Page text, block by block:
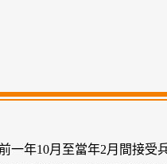
一年10月至當年2月間接受